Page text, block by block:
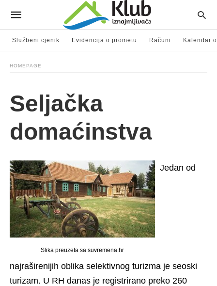
Službeni cjenik Evidencija o prometu Računi Kalendar
HOMEPAGE
Seljačka
domaćinstva
Slika preuzeta sa suvremena.hr
Jedan od
najraširenijih oblika selektivnog turizma je seoski
turizam. U RH danas je registrirano preko 260